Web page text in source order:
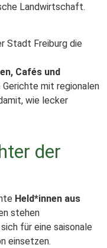
Landwirtschaft.
Stadt Freiburg die
Cafés und
mit regionalen
wie lecker
der
Held*innen aus
stehen
für eine saisonale
einsetzen.